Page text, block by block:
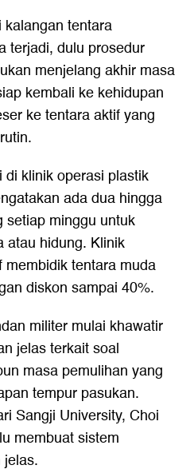
tentara
terjadi, dulu prosedur
menjelang akhir masa
kembali ke kehidupan
ke tentara aktif yang
klinik operasi plastik
ada dua hingga
setiap minggu untuk
atau hidung. Klinik
tentara muda
diskon sampai 40%.
militer mulai khawatir
jelas terkait soal
masa pemulihan yang
tempur pasukan.
Sangji University, Choi
membuat sistem